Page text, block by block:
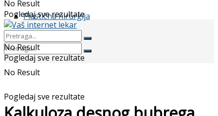
Plastična hirurgija
No Result
Pogledaj sve rezultate
No Result
Pogledaj sve rezultate
No Result
Pogledaj sve rezultate